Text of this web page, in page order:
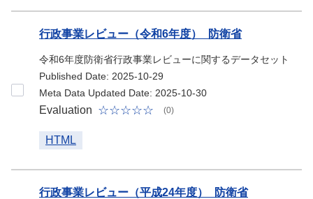
行政事業レビュー（令和6年度）_防衛省
令和6年度防衛省行政事業レビューに関するデータセット
Published Date: 2025-10-29
Meta Data Updated Date: 2025-10-30
Evaluation (0)
HTML
行政事業レビュー（平成24年度）_防衛省